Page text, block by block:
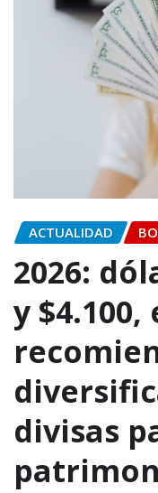
ACTUALIDAD
2026:
y
divisas